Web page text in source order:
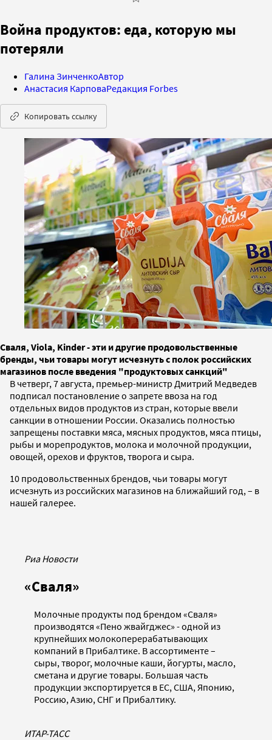
Война продуктов: еда, которую мы
потеряли
Галина ЗинченкоАвтор
Анастасия КарповаРедакция Forbes
Копировать ссылку
Сваля, Viola, Kinder - эти и другие продовольственные
бренды, чьи товары могут исчезнуть с полок российских
магазинов после введения "продуктовых санкций"
В четверг, 7 августа, премьер-министр Дмитрий Медведев
подписал постановление о запрете ввоза на год
отдельных видов продуктов из стран, которые ввели
санкции в отношении России. Оказались полностью
запрещены поставки мяса, мясных продуктов, мяса птицы,
рыбы и морепродуктов, молока и молочной продукции,
овощей, орехов и фруктов, творога и сыра.
10 продовольственных брендов, чьи товары могут
исчезнуть из российских магазинов на ближайший год, – в
нашей галерее.
Риа Новости
«Сваля»
Молочные продукты под брендом «Сваля»
производятся «Пено жвайгджес» - одной из
крупнейших молокоперерабатывающих
компаний в Прибалтике. В ассортименте –
сыры, творог, молочные каши, йогурты, масло,
сметана и другие товары. Большая часть
продукции экспортируется в ЕС, США, Японию,
Россию, Азию, СНГ и Прибалтику.
ИТАР-ТАСС